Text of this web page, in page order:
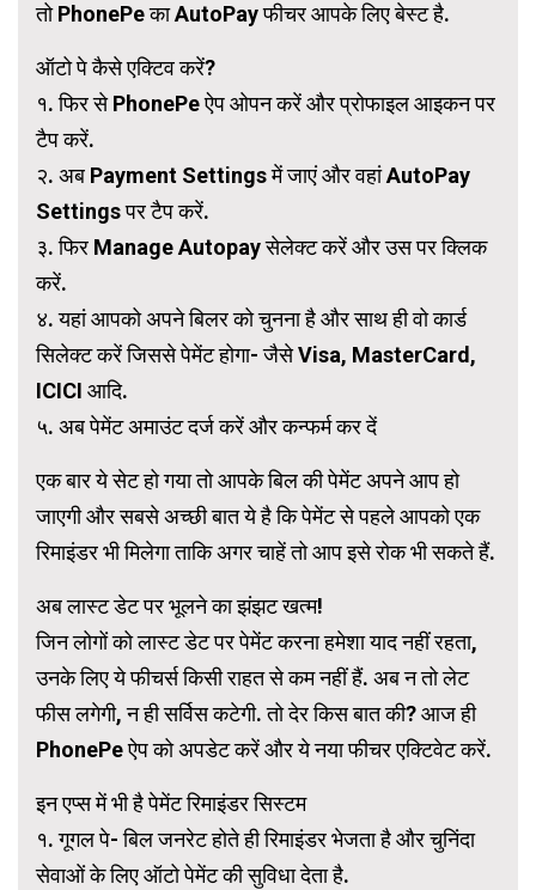
तो PhonePe का AutoPay फीचर आपके लिए बेस्ट है.
ऑटो पे कैसे एक्टिव करें?
१. फिर से PhonePe ऐप ओपन करें और प्रोफाइल आइकन पर
टैप करें.
२. अब Payment Settings में जाएं और वहां AutoPay
Settings पर टैप करें.
३. फिर Manage Autopay सेलेक्ट करें और उस पर क्लिक
करें.
४. यहां आपको अपने बिलर को चुनना है और साथ ही वो कार्ड
सिलेक्ट करें जिससे पेमेंट होगा- जैसे Visa, MasterCard,
ICICI आदि.
५. अब पेमेंट अमाउंट दर्ज करें और कन्फर्म कर दें
एक बार ये सेट हो गया तो आपके बिल की पेमेंट अपने आप हो
जाएगी और सबसे अच्छी बात ये है कि पेमेंट से पहले आपको एक
रिमाइंडर भी मिलेगा ताकि अगर चाहें तो आप इसे रोक भी सकते हैं.
अब लास्ट डेट पर भूलने का झंझट खत्म!
जिन लोगों को लास्ट डेट पर पेमेंट करना हमेशा याद नहीं रहता,
उनके लिए ये फीचर्स किसी राहत से कम नहीं हैं. अब न तो लेट
फीस लगेगी, न ही सर्विस कटेगी. तो देर किस बात की? आज ही
PhonePe ऐप को अपडेट करें और ये नया फीचर एक्टिवेट करें.
इन एप्स में भी है पेमेंट रिमाइंडर सिस्टम
१. गूगल पे- बिल जनरेट होते ही रिमाइंडर भेजता है और चुनिंदा
सेवाओं के लिए ऑटो पेमेंट की सुविधा देता है.